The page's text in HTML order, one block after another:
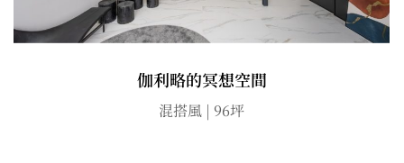
伽利略的冥想空間
混搭風 | 96坪